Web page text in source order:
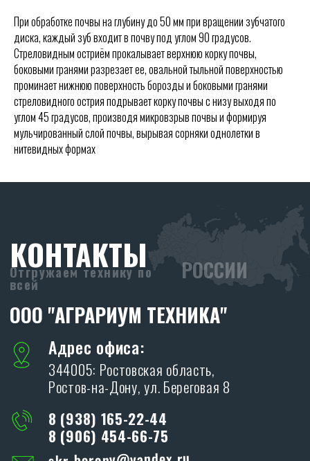
При обработке почвы на глубину до 50 мм при вращении зубчатого
диска, каждый зуб входит в почву под углом 90 градусов.
Стреловидным остриём прокалывает верхнюю корку почвы,
боковыми гранями разрезает ее, овальной тыльной поверхностью
проминает нижнюю поверхность борозды и боковыми гранями
стреловидного острия подрывает корку почвы с низу выходя по
углом 45 градусов, производя микровзрыв почвы и формируя
мульчированный слой почвы, вырывая сорняки однолетки в
нитевидных формах
ОСТАВИТЬ ЗАЯВКУ
ООО «АГРАРИУМ ТЕХНИКА»
ОГРН: 1236100025919
Ростов-на-Дону, ул. Береговая 8
8 (938) 165-22-44
8 (906) 454-66-75
skr-borony@yandex.ru
Режим работы:
Ежедневно с 08:30 до 17:30
Я даю согласие на обработку персональных
данных в соответствии с политикой
конфиденциальности
РЕКВИЗИТЫ